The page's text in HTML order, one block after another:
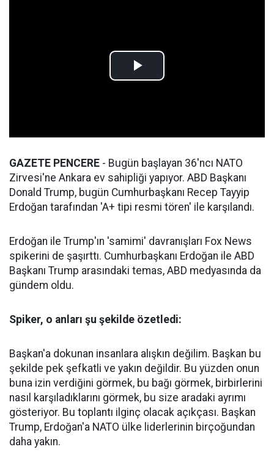
GAZETE PENCERE - Bugün başlayan 36'ncı NATO
Zirvesi'ne Ankara ev sahipliği yapıyor. ABD Başkanı
Donald Trump, bugün Cumhurbaşkanı Recep Tayyip
Erdoğan tarafından 'A+ tipi resmi tören' ile karşılandı.
Erdoğan ile Trump'ın 'samimi' davranışları Fox News
spikerini de şaşırttı. Cumhurbaşkanı Erdoğan ile ABD
Başkanı Trump arasındaki temas, ABD medyasında da
gündem oldu.
Spiker, o anları şu şekilde özetledi:
Başkan'a dokunan insanlara alışkın değilim. Başkan bu
şekilde pek şefkatli ve yakın değildir. Bu yüzden onun
buna izin verdiğini görmek, bu bağı görmek, birbirlerini
nasıl karşıladıklarını görmek, bu size aradaki ayrımı
gösteriyor. Bu toplantı ilginç olacak açıkçası. Başkan
Trump, Erdoğan'a NATO ülke liderlerinin birçoğundan
daha yakın.